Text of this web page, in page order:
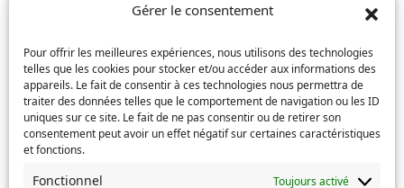
Gérer le consentement
Pour offrir les meilleures expériences, nous utilisons des technologies
telles que les cookies pour stocker et/ou accéder aux informations des
appareils. Le fait de consentir à ces technologies nous permettra de
traiter des données telles que le comportement de navigation ou les ID
uniques sur ce site. Le fait de ne pas consentir ou de retirer son
consentement peut avoir un effet négatif sur certaines caractéristiques
et fonctions.
Fonctionnel Toujours activé
(Nécessaire)
Service concerné(Nécessaire)
Si votre demande concerne des actes de naissance et/ou
de mariage, choisissez l'Etat-Civil comme service